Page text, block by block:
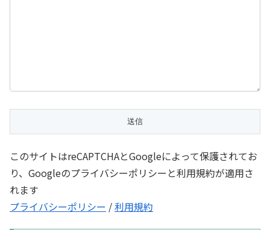
このサイトはreCAPTCHAとGoogleによって保護されてお
り、Googleのプライバシーポリシーと利用規約が適用さ
れます
プライバシーポリシー /利用規約